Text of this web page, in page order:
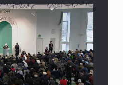
القرآن قاضٍ وحكمٌ على السنة
العكس